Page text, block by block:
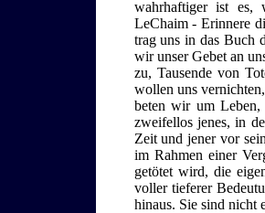
wahrhaftiger ist es,
LeChaim - Erinnere
trag uns in das Buch
wir unser Gebet an
zu, Tausende von
wollen uns
beten wir um Leben,
zweifellos jenes, in
Zeit und jener vor
im Rahmen einer
getötet wird, die
voller tieferer
hinaus. Sie sind nicht